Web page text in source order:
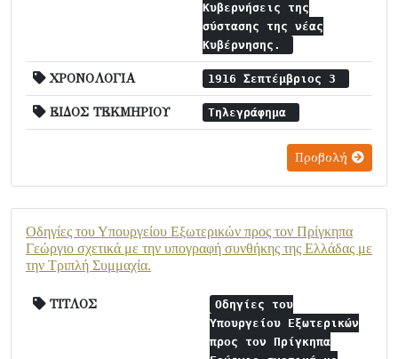
Κυβερνήσεις της
σύστασης της νέας
Κυβέρνησης.
ΧΡΟΝΟΛΟΓΙΑ 1916 Σεπτέμβριος 3
ΕΙΔΟΣ ΤΕΚΜΗΡΙΟΥ Τηλεγράφημα
Προβολή
Οδηγίες του Υπουργείου Εξωτερικών προς τον Πρίγκηπα
Γεώργιο σχετικά με την υπογραφή συνθήκης της Ελλάδας με
την Τριπλή Συμμαχία.
ΤΙΤΛΟΣ
Οδηγίες του
Υπουργείου Εξωτερικών
προς τον Πρίγκηπα